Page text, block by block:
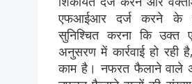
एफआईआर दर्ज करने के
सुनिश्चित करना कि
अनुसरण में कार्रवाई हो रही
काम है। नफरत फैलाने वाले